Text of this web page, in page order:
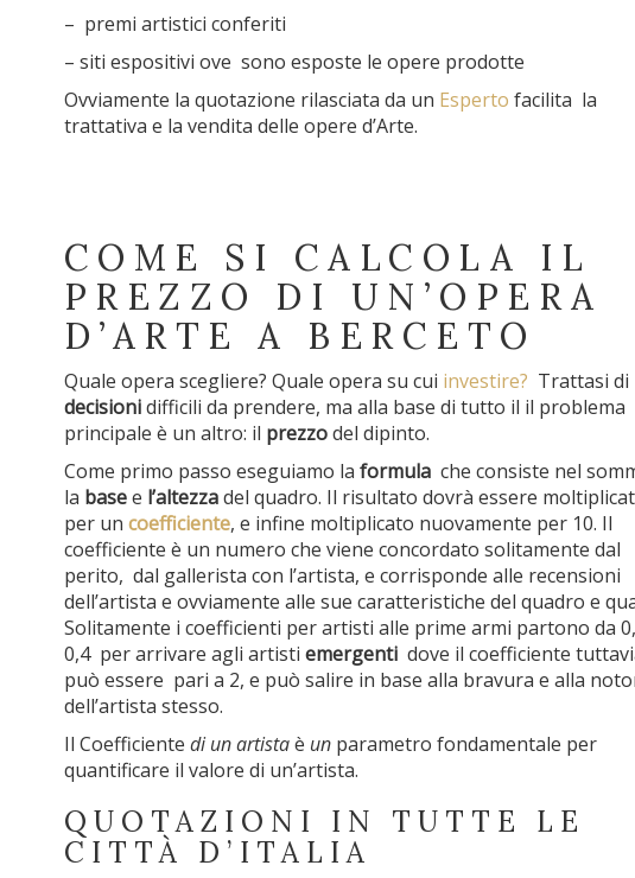
– premi artistici conferiti
– siti espositivi ove sono esposte le opere prodotte
Ovviamente la quotazione rilasciata da un Esperto facilita la
trattativa e la vendita delle opere d’Arte.
COME SI CALCOLA IL
PREZZO DI UN’OPERA
D’ARTE A BERCETO
Quale opera scegliere? Quale opera su cui investire? Trattasi di
decisionidifficili da prendere, ma alla base di tutto il il problema
principale è un altro: il prezzodel dipinto.
Come primo passo eseguiamo la formulache consiste nel
la basee l’altezzadel quadro. Il risultato dovrà essere
per un coefficiente, e infine moltiplicato nuovamente per 10. Il
coefficiente è un numero che viene concordato solitamente dal
perito, dal gallerista con l’artista, e corrisponde alle recensioni
dell’artista e ovviamente alle sue caratteristiche del quadro e
Solitamente i coefficienti per artisti alle prime armi partono da
0,4 per arrivare agli artisti emergentidove il coefficiente
può essere pari a 2, e può salire in base alla bravura e alla
dell’artista stesso.
Il Coefficiente di un artistaè unparametro fondamentale per
quantificare il valore di un’artista.
QUOTAZIONI IN TUTTE LE
CITTÀ D’ITALIA